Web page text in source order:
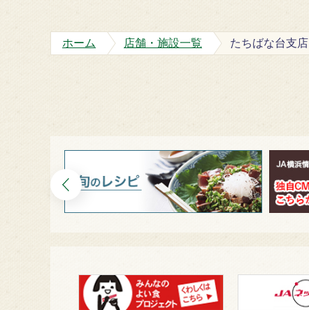
ホーム 店舗・施設一覧 たちばな台支店